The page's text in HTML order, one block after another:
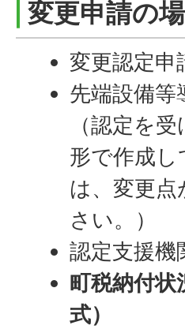
変更申請の
変更認定申
先端設備等
（認定を
形で作成
は、変更
さい。）
認定支援機
町税納付状
式）